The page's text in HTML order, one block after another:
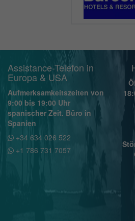
Assistance-Telefon in
Europa & USA
Aufmerksamkeitszeiten von
9:00 bis 19:00 Uhr
spanischer Zeit. Büro in
Spanien
+34 634 026 522
+1 786 731 7057